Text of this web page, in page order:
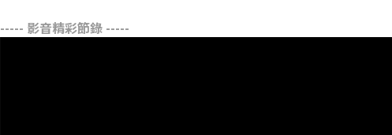
----- 影音精彩節錄 -----